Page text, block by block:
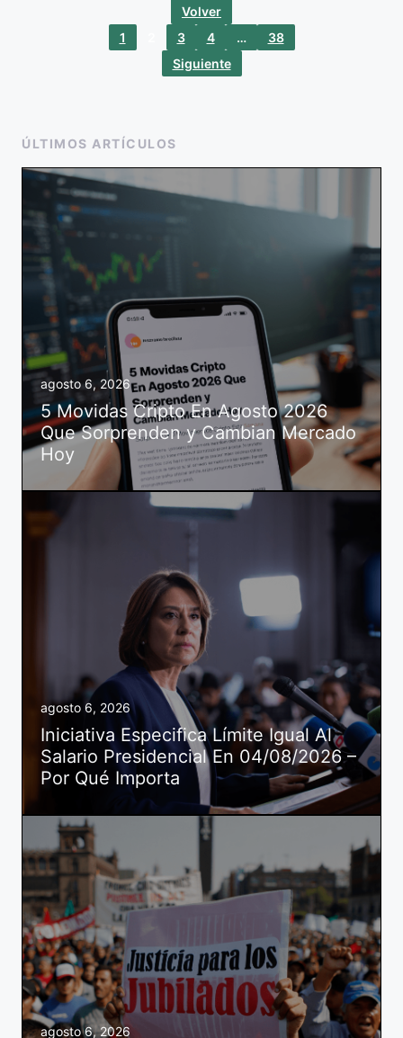
Volver
1
3 4 …
38
Siguiente
ÚLTIMOS ARTÍCULOS
agosto 6, 2026
5 Movidas Cripto En Agosto 2026
Que Sorprenden y Cambian Mercado
Hoy
agosto 6, 2026
Iniciativa Especifica Límite Igual Al
Salario Presidencial En 04/08/2026 –
Por Qué Importa
agosto 6, 2026